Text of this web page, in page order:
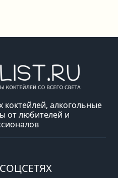
коктейлей, алкогольные
от любителей и